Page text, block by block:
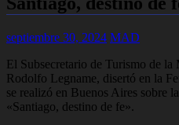
septiembre 30, 2024 MAD
El Subsecretario de Turismo de
Rodolfo Legname, disertó en la
se realizó en Buenos Aires sobre
«Santiago, destino de fe».